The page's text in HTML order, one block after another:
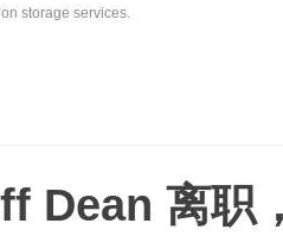
storage services.
Dean 离职